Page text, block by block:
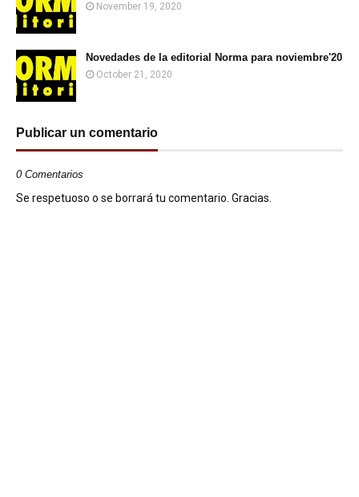
November 19, 2020
Novedades de la editorial Norma para noviembre'20
October 21, 2020
Publicar un comentario
0 Comentarios
Se respetuoso o se borrará tu comentario. Gracias.